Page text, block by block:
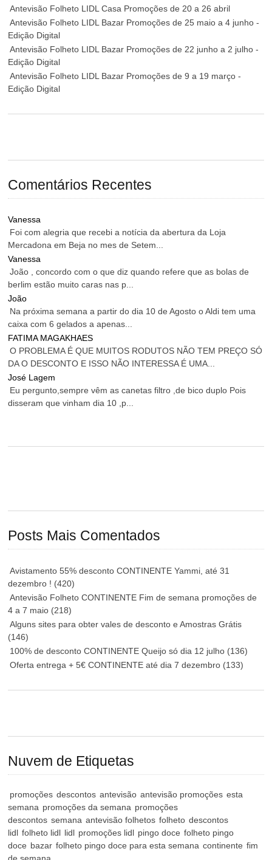
Antevisão Folheto LIDL Casa Promoções de 20 a 26 abril
Antevisão Folheto LIDL Bazar Promoções de 25 maio a 4 junho -
Edição Digital
Antevisão Folheto LIDL Bazar Promoções de 22 junho a 2 julho -
Edição Digital
Antevisão Folheto LIDL Bazar Promoções de 9 a 19 março -
Edição Digital
Comentários Recentes
Vanessa
Foi com alegria que recebi a notícia da abertura da Loja
Mercadona em Beja no mes de Setem...
Vanessa
João , concordo com o que diz quando refere que as bolas de
berlim estão muito caras nas p...
João
Na próxima semana a partir do dia 10 de Agosto o Aldi tem uma
caixa com 6 gelados a apenas...
FATIMA MAGAKHAES
O PROBLEMA É QUE MUITOS RODUTOS NÃO TEM PREÇO SÓ
DA O DESCONTO E ISSO NÃO INTERESSA É UMA...
José Lagem
Eu pergunto,sempre vêm as canetas filtro ,de bico duplo Pois
disseram que vinham dia 10 ,p...
Posts Mais Comentados
Avistamento 55% desconto CONTINENTE Yammi, até 31
dezembro ! (420)
Antevisão Folheto CONTINENTE Fim de semana promoções de
4 a 7 maio (218)
Alguns sites para obter vales de desconto e Amostras Grátis
(146)
100% de desconto CONTINENTE Queijo só dia 12 julho (136)
Oferta entrega + 5€ CONTINENTE até dia 7 dezembro (133)
Nuvem de Etiquetas
promoções descontos antevisão antevisão promoções esta
semana promoções da semana promoções
descontos semana antevisão folhetos folheto descontos
lidl folheto lidl lidl promoções lidl pingo doce folheto pingo
doce bazar folheto pingo doce para esta semana continente fim